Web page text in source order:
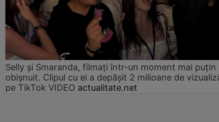
Selly și Smaranda, filmați într-un moment mai puțin
obișnuit. Clipul cu ei a depășit 2 milioane de
pe TikTok VIDEO actualitate.net